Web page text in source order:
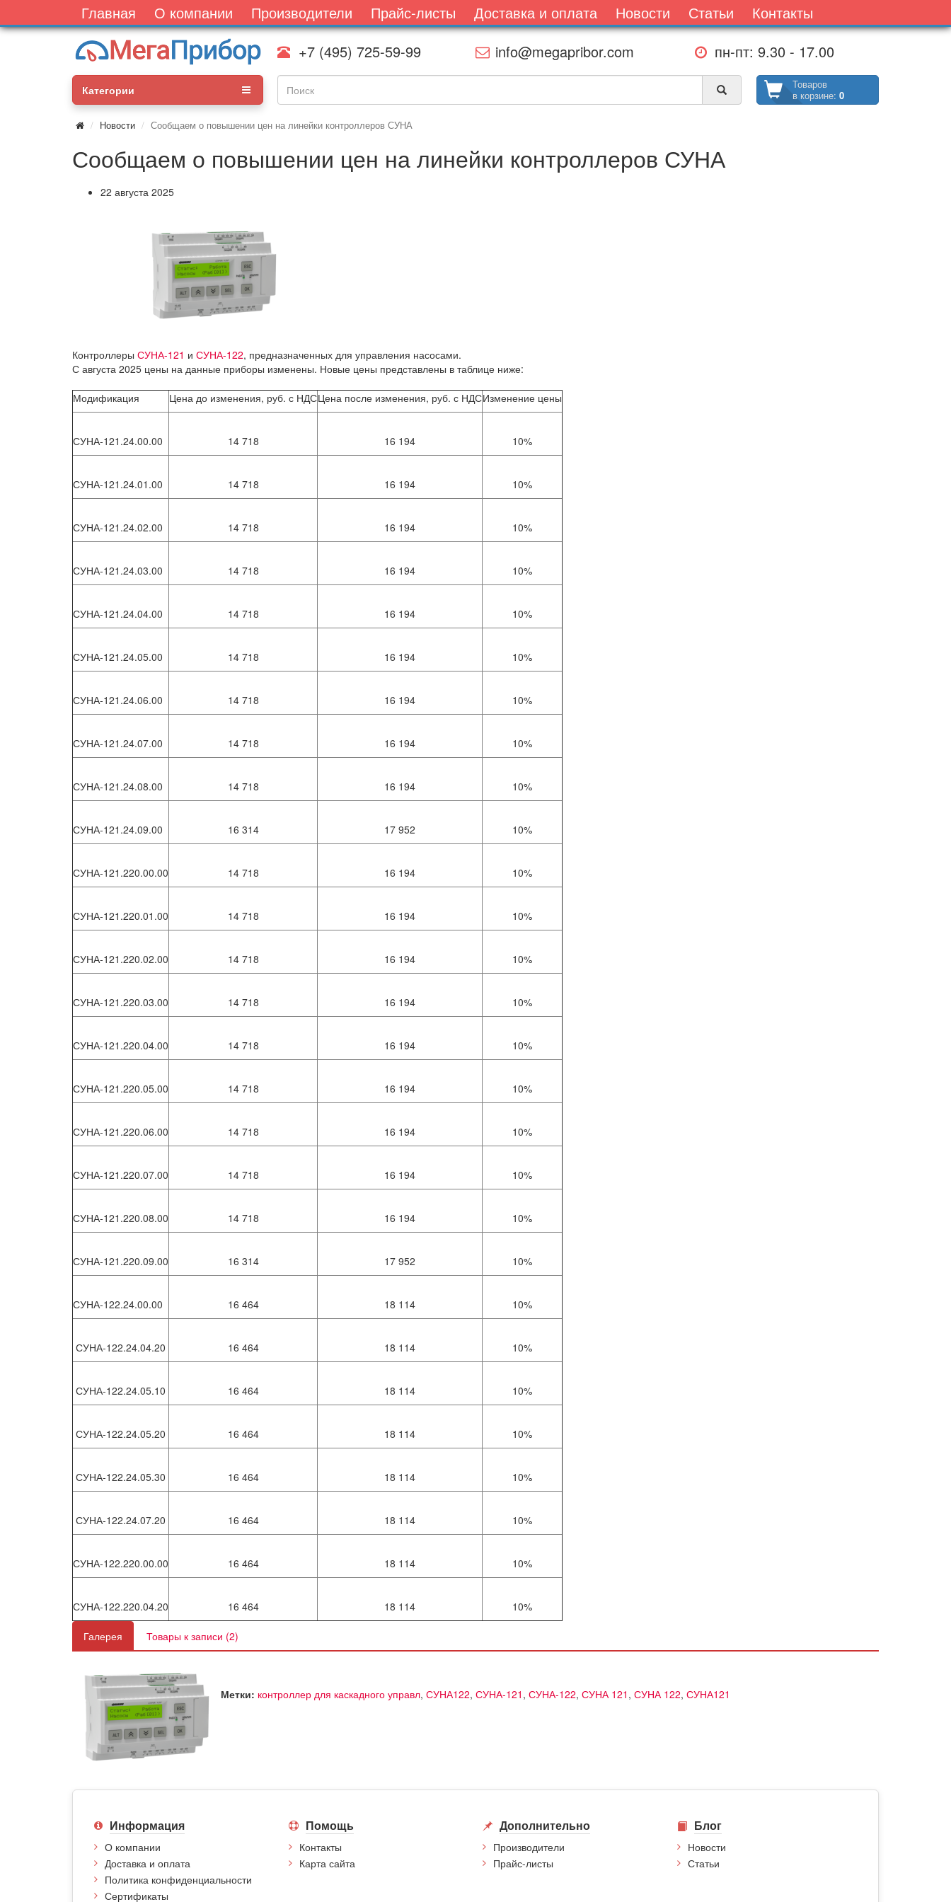
Главная О компании Производители Прайс-листы Доставка и оплата Новости Статьи
Контакты
+7 (495) 725-59-99
info@megapribor.com пн-пт: 9.30 - 17.00
Товаров
в корзине: 0
Категории
Новости Сообщаем о повышении цен на линейки контроллеров СУНА
Сообщаем о повышении цен на линейки контроллеров СУНА
22 августа 2025
Контроллеры СУНА-121 и СУНА-122, предназначенных для управления насосами.
С августа 2025 цены на данные приборы изменены. Новые цены представлены в таблице ниже:
Модификация Цена до изменения, руб. с НДСЦена после изменения, руб. с НДСИзменение цены
СУНА-121.24.00.00 14 718 16 194 10%
СУНА-121.24.01.00 14 718 16 194 10%
СУНА-121.24.02.00 14 718 16 194 10%
СУНА-121.24.03.00 14 718 16 194 10%
СУНА-121.24.04.00 14 718 16 194 10%
СУНА-121.24.05.00 14 718 16 194 10%
СУНА-121.24.06.00 14 718 16 194 10%
СУНА-121.24.07.00 14 718 16 194 10%
СУНА-121.24.08.00 14 718 16 194 10%
СУНА-121.24.09.00 16 314 17 952 10%
СУНА-121.220.00.00 14 718 16 194 10%
СУНА-121.220.01.00 14 718 16 194 10%
СУНА-121.220.02.00 14 718 16 194 10%
СУНА-121.220.03.00 14 718 16 194 10%
СУНА-121.220.04.00 14 718 16 194 10%
СУНА-121.220.05.00 14 718 16 194 10%
СУНА-121.220.06.00 14 718 16 194 10%
СУНА-121.220.07.00 14 718 16 194 10%
СУНА-121.220.08.00 14 718 16 194 10%
СУНА-121.220.09.00 16 314 17 952 10%
СУНА-122.24.00.00 16 464 18 114 10%
СУНА-122.24.04.20 16 464 18 114 10%
СУНА-122.24.05.10 16 464 18 114 10%
СУНА-122.24.05.20 16 464 18 114 10%
СУНА-122.24.05.30 16 464 18 114 10%
СУНА-122.24.07.20 16 464 18 114 10%
СУНА-122.220.00.00 16 464 18 114 10%
СУНА-122.220.04.20 16 464 18 114 10%
Галерея Товары к записи (2)
Метки: контроллер для каскадного управл, СУНА122, СУНА-121 , СУНА-122, СУНА 121 , СУНА 122, СУНА121
Информация
О компании
Доставка и оплата
Политика конфиденциальности
Сертификаты
Помощь
Контакты
Карта сайта
Дополнительно
Производители
Прайс-листы
Блог
Новости
Статьи